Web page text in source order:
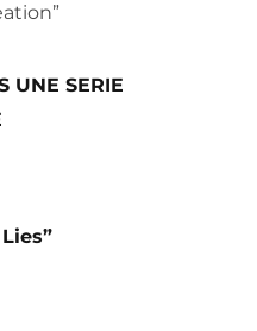
UNE SERIE